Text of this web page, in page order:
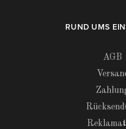
RUND UMS
AGB